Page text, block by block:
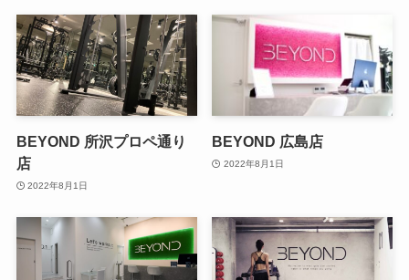
BEYOND 所沢プロペ通り
店
2022年8月1日
BEYOND 広島店
2022年8月1日